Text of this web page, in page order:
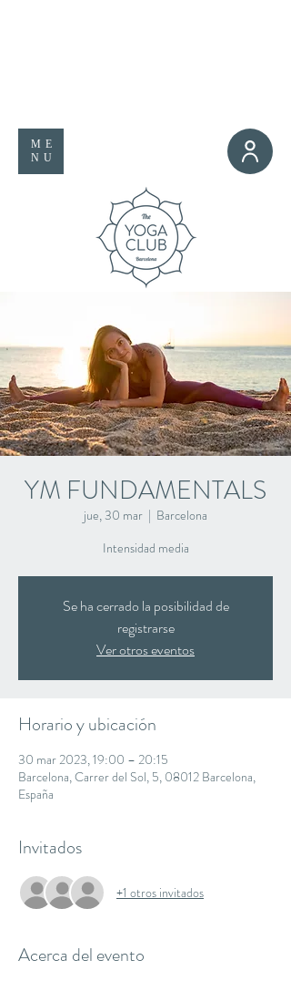
ME
NU
YM FUNDAMENTALS
jue, 30 mar
  |
Barcelona
Intensidad media
Se ha cerrado la posibilidad de
registrarse
Ver otros eventos
Horario y ubicación
30 mar 2023, 19:00 – 20:15
Barcelona, Carrer del Sol, 5, 08012 Barcelona,
España
Invitados
+1 otros invitados
Acerca del evento